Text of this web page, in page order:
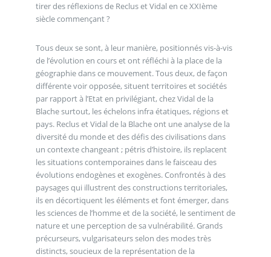
tirer des réflexions de Reclus et Vidal en ce XXIème
siècle commençant ?
Tous deux se sont, à leur manière, positionnés vis-à-vis
de l’évolution en cours et ont réfléchi à la place de la
géographie dans ce mouvement. Tous deux, de façon
différente voir opposée, situent territoires et sociétés
par rapport à l’Etat en privilégiant, chez Vidal de la
Blache surtout, les échelons infra étatiques, régions et
pays. Reclus et Vidal de la Blache ont une analyse de la
diversité du monde et des défis des civilisations dans
un contexte changeant ; pétris d’histoire, ils replacent
les situations contemporaines dans le faisceau des
évolutions endogènes et exogènes. Confrontés à des
paysages qui illustrent des constructions territoriales,
ils en décortiquent les éléments et font émerger, dans
les sciences de l’homme et de la société, le sentiment de
nature et une perception de sa vulnérabilité. Grands
précurseurs, vulgarisateurs selon des modes très
distincts, soucieux de la représentation de la